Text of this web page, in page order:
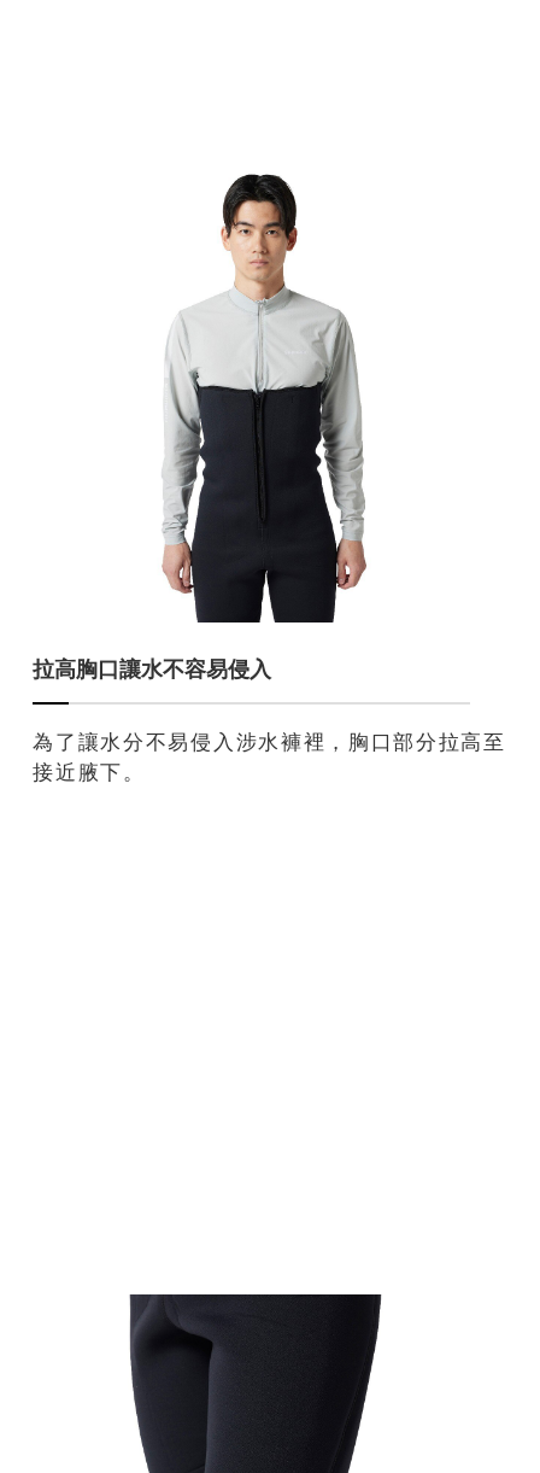
拉高胸口讓水不容易侵入
為了讓水分不易侵入涉水褲裡，胸口部分拉高至
接近腋下。